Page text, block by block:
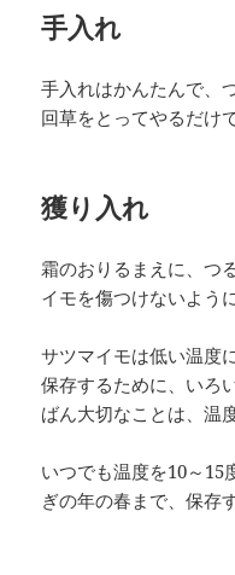
手入れ
手入れはかんたんで、
回草をとってやるだけ
獲り入れ
霜のおりるまえに、つ
イモを傷つけないよう
サツマイモは低い温度
保存するために、いろ
ばん大切なことは、温
いつでも温度を10～15
ぎの年の春まで、保存